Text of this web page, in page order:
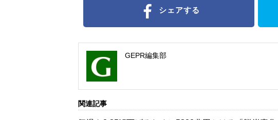
シェアする
GEPR編集部
関連記事